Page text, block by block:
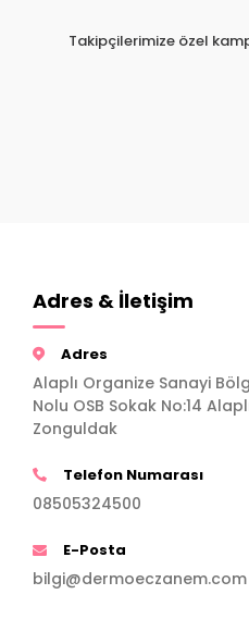
Takipçilerimize özel
Adres & İletişim
Adres
Alaplı Organize Sanayi
Nolu OSB Sokak No:14
Zonguldak
Telefon Numarası
08505324500
E-Posta
bilgi@dermoeczanem.com